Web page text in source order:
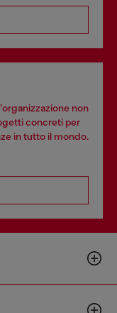
non
concreti per
in tutto il mondo.